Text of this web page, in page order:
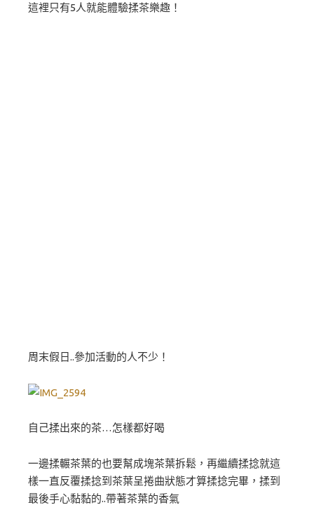
這裡只有5人就能體驗揉茶樂趣！
周末假日..參加活動的人不少！
自己揉出來的茶…怎樣都好喝
一邊揉輾茶葉的也要幫成塊茶葉拆鬆，再繼續揉捻就這
樣一直反覆揉捻到茶葉呈捲曲狀態才算揉捻完畢，揉到
最後手心黏黏的..帶著茶葉的香氣